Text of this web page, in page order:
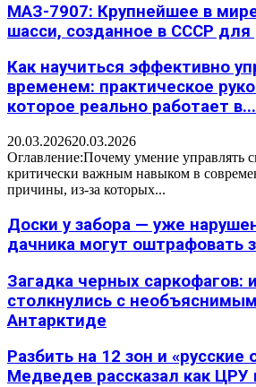
МАЗ-7907: Крупнейшее в
шасси, созданное в СССР для
Как научиться эффективно
временем: практическое
которое реально работает в...
20.03.202620.03.2026
Оглавление:Почему умение управлять
критически важным навыком в
причины, из-за которых...
Доски у забора — уже
дачника могут оштрафовать
Загадка черных саркофагов:
столкнулись с
Антарктиде
Разбить на 12 зон и «русские
Медведев рассказал как ЦРУ